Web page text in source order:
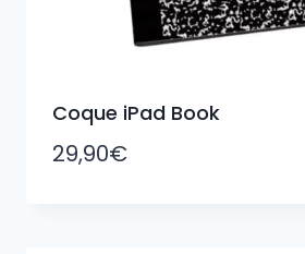
Coque iPad Book
29,90€